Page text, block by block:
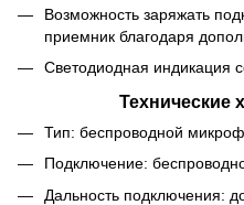
Возможность заряжать
приемник благодаря
Светодиодная индикация
Технические
Тип: беспроводной
Подключение:
Дальность подключения: